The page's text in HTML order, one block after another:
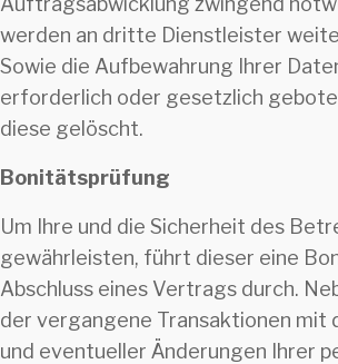
werden an dritte Dienstleister
Sowie die Aufbewahrung Ihrer
erforderlich oder gesetzlich
diese gelöscht.
Bonitätsprüfung
Um Ihre und die Sicherheit des
gewährleisten, führt dieser eine
Abschluss eines Vertrags durch.
der vergangene Transaktionen mit
und eventueller Änderungen Ihrer